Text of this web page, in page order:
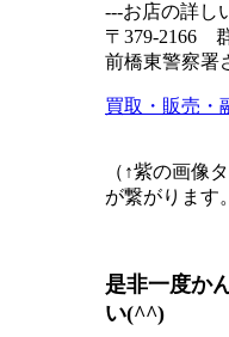
---お店の詳し
〒379-2166
前橋東警察署
買取・販売・
（↑紫の画像
が繋がります
是非一度か
い(^^)